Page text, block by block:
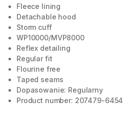
Fleece lining
Detachable hood
Storm cuff
WP10000/MVP8000
Reflex detailing
Regular fit
Flourine free
Taped seams
Dopasowanie: Regularny
Product number: 207479-6454